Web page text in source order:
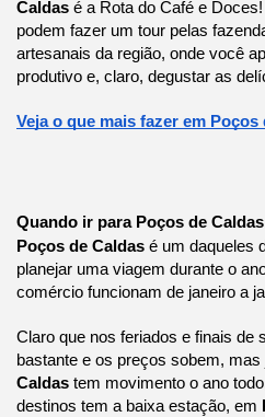
Caldas é a Rota do Café e
podem fazer um tour pelas
artesanais da região, onde você
produtivo e, claro, degustar as
Veja o que mais fazer em Poços
Quando ir para Poços de Caldas
Poços de Caldas é um daqueles
planejar uma viagem durante o
comércio funcionam de janeiro a
Claro que nos feriados e finais de
bastante e os preços sobem,
Caldas tem movimento o ano
destinos tem a baixa estação, em